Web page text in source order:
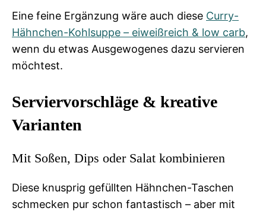
Eine feine Ergänzung wäre auch diese Curry-
Hähnchen-Kohlsuppe – eiweißreich & low carb,
wenn du etwas Ausgewogenes dazu servieren
möchtest.
Serviervorschläge & kreative
Varianten
Mit Soßen, Dips oder Salat kombinieren
Diese knusprig gefüllten Hähnchen-Taschen
schmecken pur schon fantastisch – aber mit